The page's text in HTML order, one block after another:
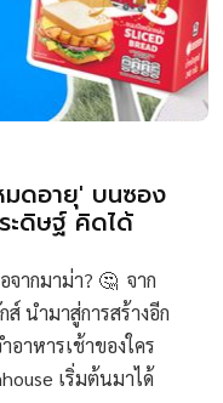
มดอายุ' บนซอง
ะดิษฐ์ คิดได้
จากมาม่า? 🤔 จาก
นำมาสู่การสร้างอีก
าหารเช้าของใคร
เริ่มต้นมาได้